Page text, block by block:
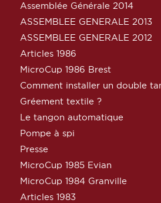
Assemblée Générale 2014
ASSEMBLEE GENERALE 2013
ASSEMBLEE GENERALE 2012
Articles 1986
MicroCup 1986 Brest
Comment installer un double
Gréement textile ?
Le tangon automatique
Pompe à spi
Presse
MicroCup 1985 Evian
MicroCup 1984 Granville
Articles 1983